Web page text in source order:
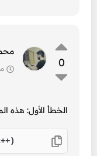
0 منذ
الخطأ الأول: هذه